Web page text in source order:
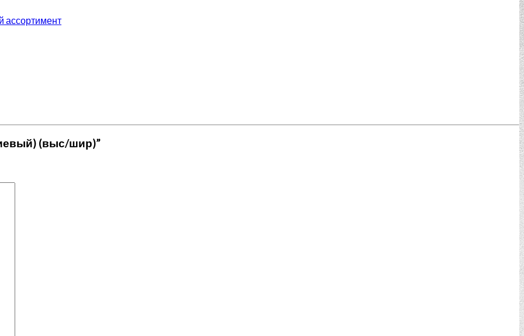
ассортимент
(выс/шир)”